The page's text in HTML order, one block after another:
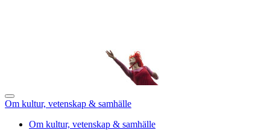
Om kultur, vetenskap & samhälle
Om kultur, vetenskap & samhälle